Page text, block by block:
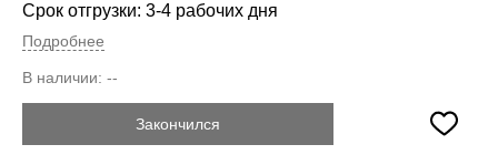
Срок отгрузки: 3-4 рабочих дня
Подробнее
В наличии: --
Закончился